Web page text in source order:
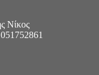
Νίκος